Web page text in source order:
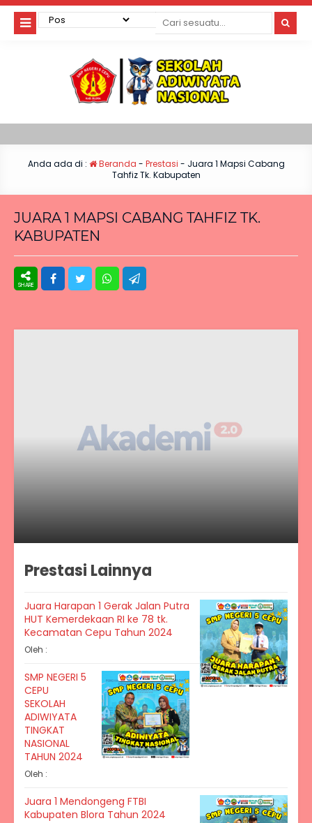
Anda ada di : Beranda - Prestasi - Juara 1 Mapsi Cabang
Tahfiz Tk. Kabupaten
JUARA 1 MAPSI CABANG TAHFIZ TK.
KABUPATEN
Prestasi Lainnya
Juara Harapan 1 Gerak Jalan Putra
HUT Kemerdekaan RI ke 78 tk.
Kecamatan Cepu Tahun 2024
Oleh :
SMP NEGERI 5
CEPU
SEKOLAH
ADIWIYATA
TINGKAT
NASIONAL
TAHUN 2024
Oleh :
Juara 1 Mendongeng FTBI
Kabupaten Blora Tahun 2024